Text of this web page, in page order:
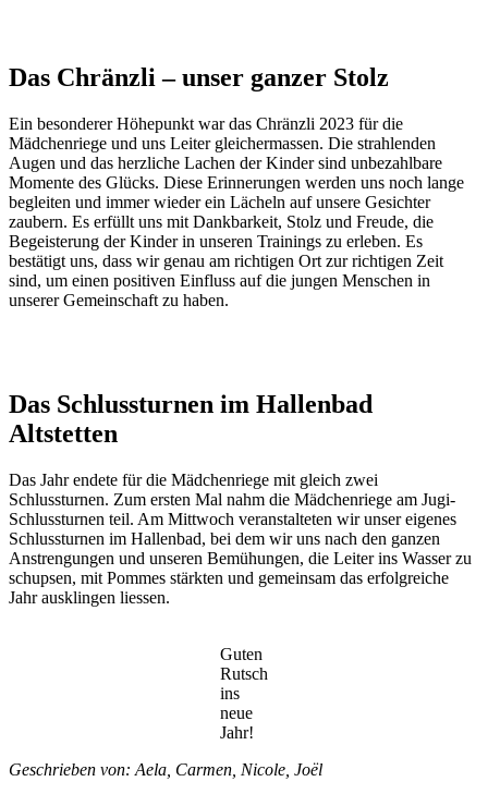
Das Chränzli – unser ganzer Stolz
Ein besonderer Höhepunkt war das Chränzli 2023 für die
Mädchenriege und uns Leiter gleichermassen. Die strahlenden
Augen und das herzliche Lachen der Kinder sind unbezahlbare
Momente des Glücks. Diese Erinnerungen werden uns noch lange
begleiten und immer wieder ein Lächeln auf unsere Gesichter
zaubern. Es erfüllt uns mit Dankbarkeit, Stolz und Freude, die
Begeisterung der Kinder in unseren Trainings zu erleben. Es
bestätigt uns, dass wir genau am richtigen Ort zur richtigen Zeit
sind, um einen positiven Einfluss auf die jungen Menschen in
unserer Gemeinschaft zu haben.
Das Schlussturnen im Hallenbad
Altstetten
Das Jahr endete für die Mädchenriege mit gleich zwei
Schlussturnen. Zum ersten Mal nahm die Mädchenriege am Jugi-
Schlussturnen teil. Am Mittwoch veranstalteten wir unser eigenes
Schlussturnen im Hallenbad, bei dem wir uns nach den ganzen
Anstrengungen und unseren Bemühungen, die Leiter ins Wasser zu
schupsen, mit Pommes stärkten und gemeinsam das erfolgreiche
Jahr ausklingen liessen.
Guten
Rutsch
ins
neue
Jahr!
Geschrieben von: Aela, Carmen, Nicole, Joël